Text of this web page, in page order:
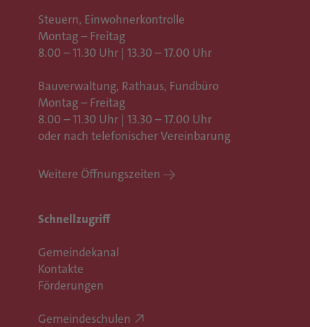
Steuern, Einwohnerkontrolle
Montag – Freitag
8.00 – 11.30 Uhr | 13.30 – 17.00 Uhr
Bauverwaltung, Rathaus, Fundbüro
Montag – Freitag
8.00 – 11.30 Uhr | 13.30 – 17.00 Uhr
oder nach telefonischer Vereinbarung
Weitere Öffnungszeiten
Schnellzugriff
Gemeindekanal
Kontakte
Förderungen
Gemeindeschulen